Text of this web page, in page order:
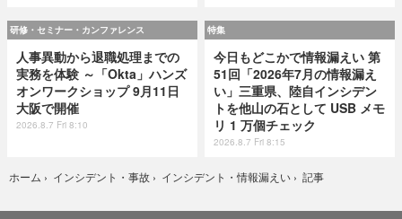
研修・セミナー・カンファレンス
人事異動から退職処理までの
実務を体験 ～「Okta」ハンズ
オンワークショップ 9月11日
大阪で開催
2026.8.7 Fri 8:10
特集
今日もどこかで情報漏えい 第
51回「2026年7月の情報漏え
い」三重県、陸自インシデン
トを他山の石として USB メモ
リ 1 万個チェック
2026.8.7 Fri 8:15
ホーム › インシデント・事故 › インシデント・情報漏えい › 記事